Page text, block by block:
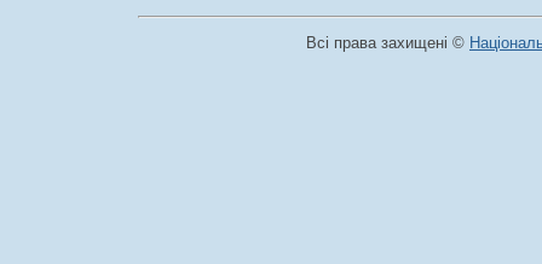
Всі права захищені ©